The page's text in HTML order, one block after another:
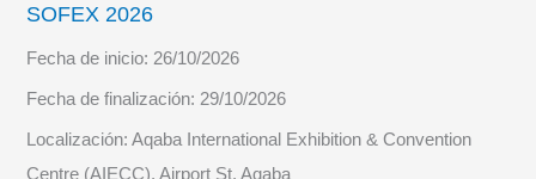
SOFEX 2026
Fecha de inicio: 26/10/2026
Fecha de finalización: 29/10/2026
Localización:Aqaba International Exhibition & Convention
Centre (AIECC), Airport St, Aqaba